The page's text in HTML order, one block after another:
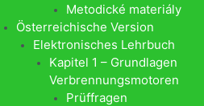
Metodické materiály
Österreichische Version
Elektronisches Lehrbuch
Kapitel 1 – Grundlagen
Verbrennungsmotoren
Prüffragen